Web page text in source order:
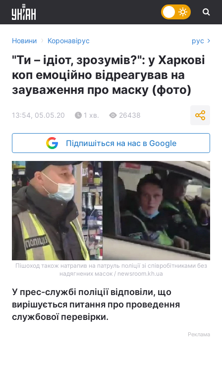
Новини › Коронавірус рус
"Ти – ідіот, зрозумів?": у Харкові
коп емоційно відреагував на
зауваження про маску (фото)
13:54, 05.05.20 1 хв. 26438
Підпишіться на нас в Google
Пішоход також натрапив на патруль поліції зі співробітниками без
надягнених масок / newsroom.kh.ua
У прес-службі поліції відповіли, що
вирішується питання про проведення
службової перевірки.
Реклама